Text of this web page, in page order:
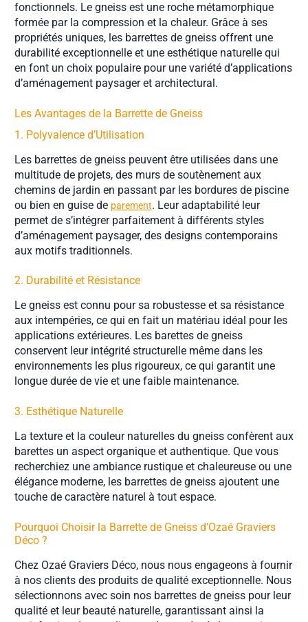
fonctionnels. Le gneiss est une roche métamorphique
formée par la compression et la chaleur. Grâce à ses
propriétés uniques, les barrettes de gneiss offrent une
durabilité exceptionnelle et une esthétique naturelle qui
en font un choix populaire pour une variété d’applications
d’aménagement paysager et architectural.
Les Avantages de la Barrette de Gneiss
1. Polyvalence d’Utilisation
Les barrettes de gneiss peuvent être utilisées dans une
multitude de projets, des murs de soutènement aux
chemins de jardin en passant par les bordures de piscine
ou bien en guise de parement. Leur adaptabilité leur
permet de s’intégrer parfaitement à différents styles
d’aménagement paysager, des designs contemporains
aux motifs traditionnels.
2. Durabilité et Résistance
Le gneiss est connu pour sa robustesse et sa résistance
aux intempéries, ce qui en fait un matériau idéal pour les
applications extérieures. Les barettes de gneiss
conservent leur intégrité structurelle même dans les
environnements les plus rigoureux, ce qui garantit une
longue durée de vie et une faible maintenance.
3. Esthétique Naturelle
La texture et la couleur naturelles du gneiss confèrent aux
barettes un aspect organique et authentique. Que vous
recherchiez une ambiance rustique et chaleureuse ou une
élégance moderne, les barrettes de gneiss ajoutent une
touche de caractère naturel à tout espace.
Pourquoi Choisir la Barrette de Gneiss d’Ozaé Graviers
Déco ?
Chez Ozaé Graviers Déco, nous nous engageons à fournir
à nos clients des produits de qualité exceptionnelle. Nous
sélectionnons avec soin nos barrettes de gneiss pour leur
qualité et leur beauté naturelle, garantissant ainsi la